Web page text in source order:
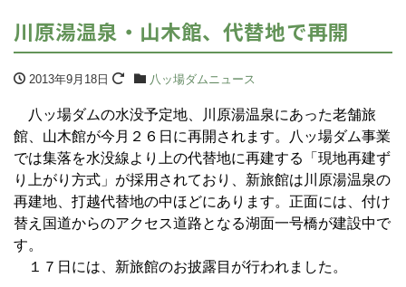
川原湯温泉・山木館、代替地で再開
2013年9月18日 八ッ場ダムニュース
八ッ場ダムの水没予定地、川原湯温泉にあった老舗旅
館、山木館が今月２６日に再開されます。八ッ場ダム事業
では集落を水没線より上の代替地に再建する「現地再建ず
り上がり方式」が採用されており、新旅館は川原湯温泉の
再建地、打越代替地の中ほどにあります。正面には、付け
替え国道からのアクセス道路となる湖面一号橋が建設中で
す。
１７日には、新旅館のお披露目が行われました。